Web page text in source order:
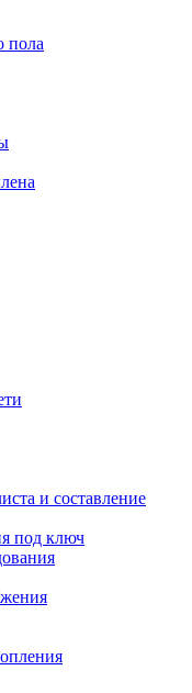
пола
и составление
под ключ